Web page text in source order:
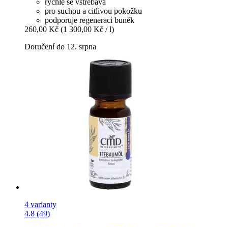
rychle se vstřebává
pro suchou a citlivou pokožku
podporuje regeneraci buněk
260,00 Kč (1 300,00 Kč / l)
Doručení do 12. srpna
4 varianty
4.8 (49)